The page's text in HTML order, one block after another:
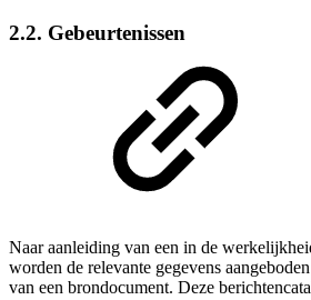
2.2. Gebeurtenissen
Naar aanleiding van een in de
worden de relevante gegevens
van een brondocument. Deze